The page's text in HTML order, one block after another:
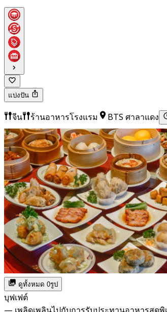
แบ่งปัน
จีน ร้านอาหารโรงแรม BTS ศาลาแดง
ดูทั้งหมด 0รูป
บุฟเฟต์